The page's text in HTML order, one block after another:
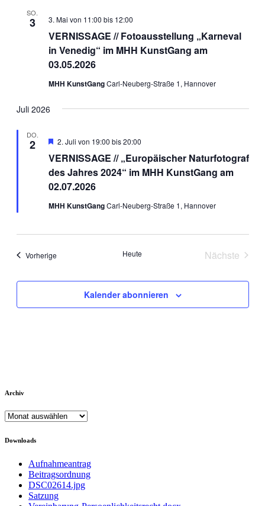
SO.
3
VERNISSAGE // Fotoausstellung „Karneval
in Venedig“ im MHH KunstGang am
03.05.2026
3. Mai von 11:00 bis 12:00
MHH KunstGangCarl-Neuberg-Straße 1, Hannover
Juli 2026
DO.
2
VERNISSAGE // „Europäischer Naturfotograf
des Jahres 2024“ im MHH KunstGang am
02.07.2026
Hervorgehoben
2. Juli von 19:00 bis20:00
MHH KunstGangCarl-Neuberg-Straße 1, Hannover
VorherigeVeranstaltungen Heute
Nächste
Kalender abonnieren
Archiv
Archiv
Downloads
Aufnahmeantrag
Beitragsordnung
DSC02614.jpg
Satzung